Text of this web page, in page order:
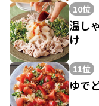
10位
温し
け
11位
ゆで